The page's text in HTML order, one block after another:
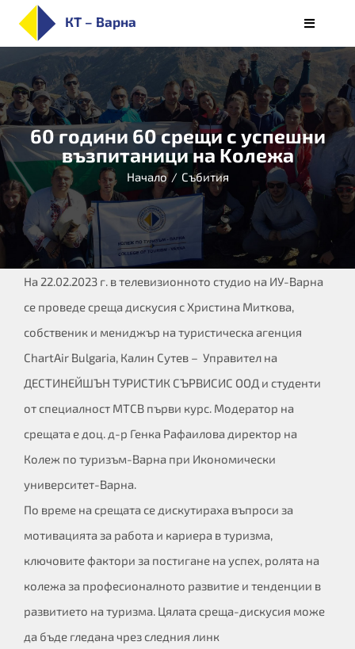
content
КТ – Варна
Toggle
НАЧАЛО
ЗА КОЛЕЖА
ПРИЕМ
СПЕЦИАЛНОСТИ
СТУДЕНТИ
ОБУЧЕНИЕ
КАРИЕРИ
АЛУМНИ/РЕАЛИЗАЦИЯ
БЮЛЕТИН
60 години 60 срещи с успешни
възпитаници на Kолежа
Начало / Събития
На 22.02.2023 г. в телевизионното студио на ИУ-Варна
се проведе среща дискусия с Христина Миткова,
собственик и мениджър на туристическа агенция
ChartAir Bulgaria, Калин Сутев – Управител на
ДЕСТИНЕЙШЪН ТУРИСТИК СЪРВИСИС ООД и студенти
от специалност МТСВ първи курс. Mодератор на
срещата е доц. д-р Генка Рафаилова директор на
Колеж по туризъм-Варна при Икономически
университет-Варна.
По време на срещата се дискутираха въпроси за
мотивацията за работа и кариера в туризма,
ключовите фактори за постигане на успех, ролята на
колежа за професионалното развитие и тенденции в
развитието на туризма. Цялата среща-дискусия може
да бъде гледана чрез следния линк